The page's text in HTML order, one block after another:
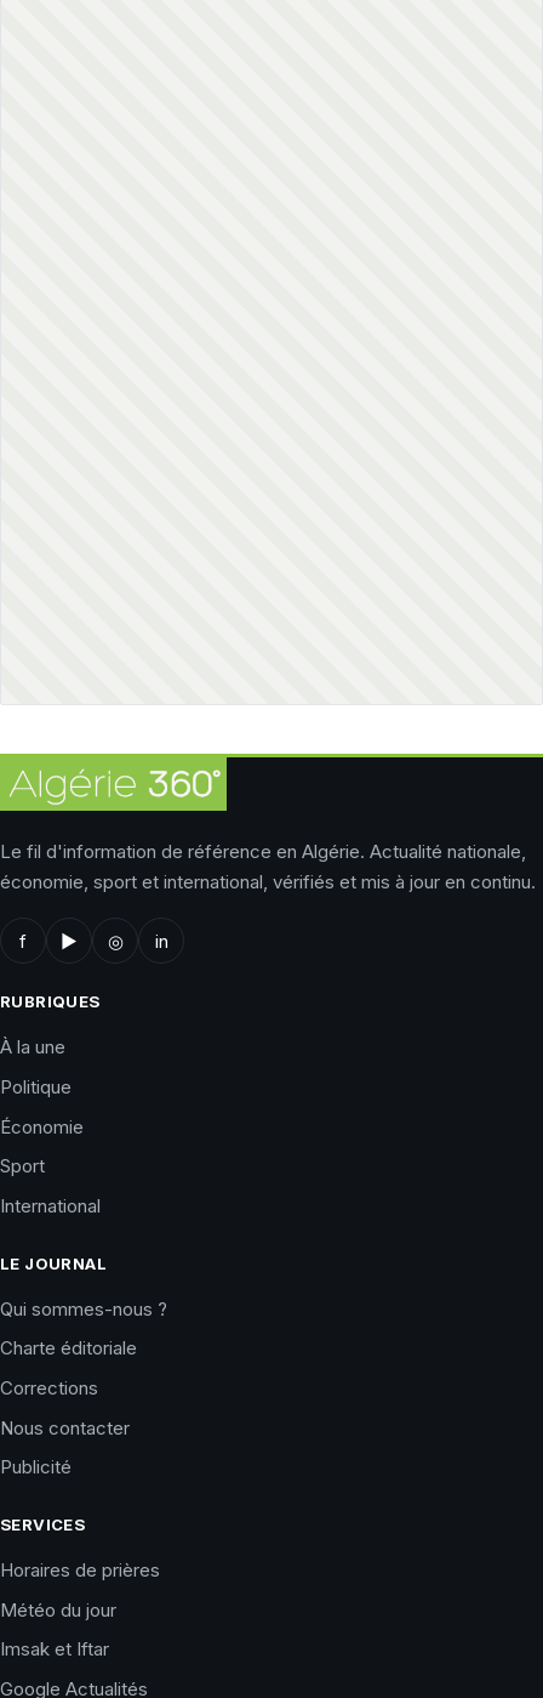
Le fil d'information de référence en Algérie. Actualité nationale,
économie, sport et international, vérifiés et mis à jour en continu.
f ▶ ◎ in
RUBRIQUES
À la une
Politique
Économie
Sport
International
LE JOURNAL
Qui sommes-nous ?
Charte éditoriale
Corrections
Nous contacter
Publicité
SERVICES
Horaires de prières
Météo du jour
Imsak et Iftar
Google Actualités